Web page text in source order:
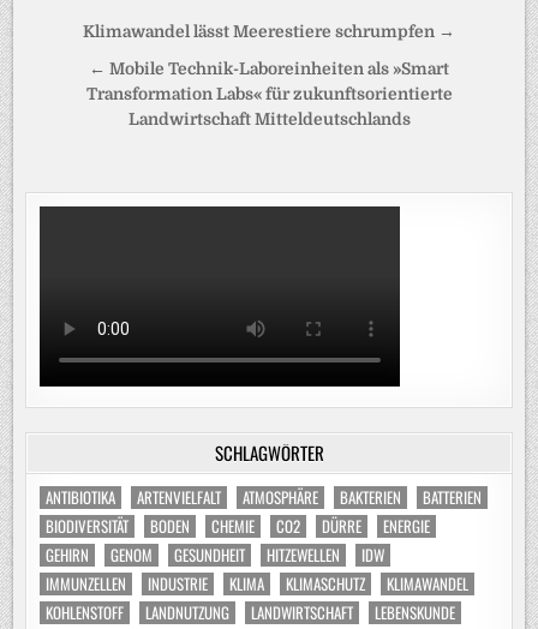
Beitragsnavigation
Klimawandel lässt Meerestiere schrumpfen →
← Mobile Technik-Laboreinheiten als »Smart
Transformation Labs« für zukunftsorientierte
Landwirtschaft Mitteldeutschlands
SCHLAGWÖRTER
ANTIBIOTIKA ARTENVIELFALT ATMOSPHÄRE BAKTERIEN
BATTERIEN
BIODIVERSITÄT
BODEN CHEMIE CO2 DÜRRE
ENERGIE
GEHIRN
GENOM GESUNDHEIT HITZEWELLEN
IDW
IMMUNZELLEN
INDUSTRIE KLIMA KLIMASCHUTZ
KLIMAWANDEL
KOHLENSTOFF
LANDNUTZUNG LANDWIRTSCHAFT
LEBENSKUNDE